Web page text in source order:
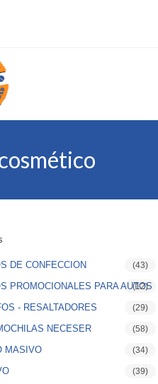
DE CONFECCION (43)
PROMOCIONALES PARA AUTOS
(12)
- RESALTADORES (29)
NECESER (58)
MASIVO (34)
(39)